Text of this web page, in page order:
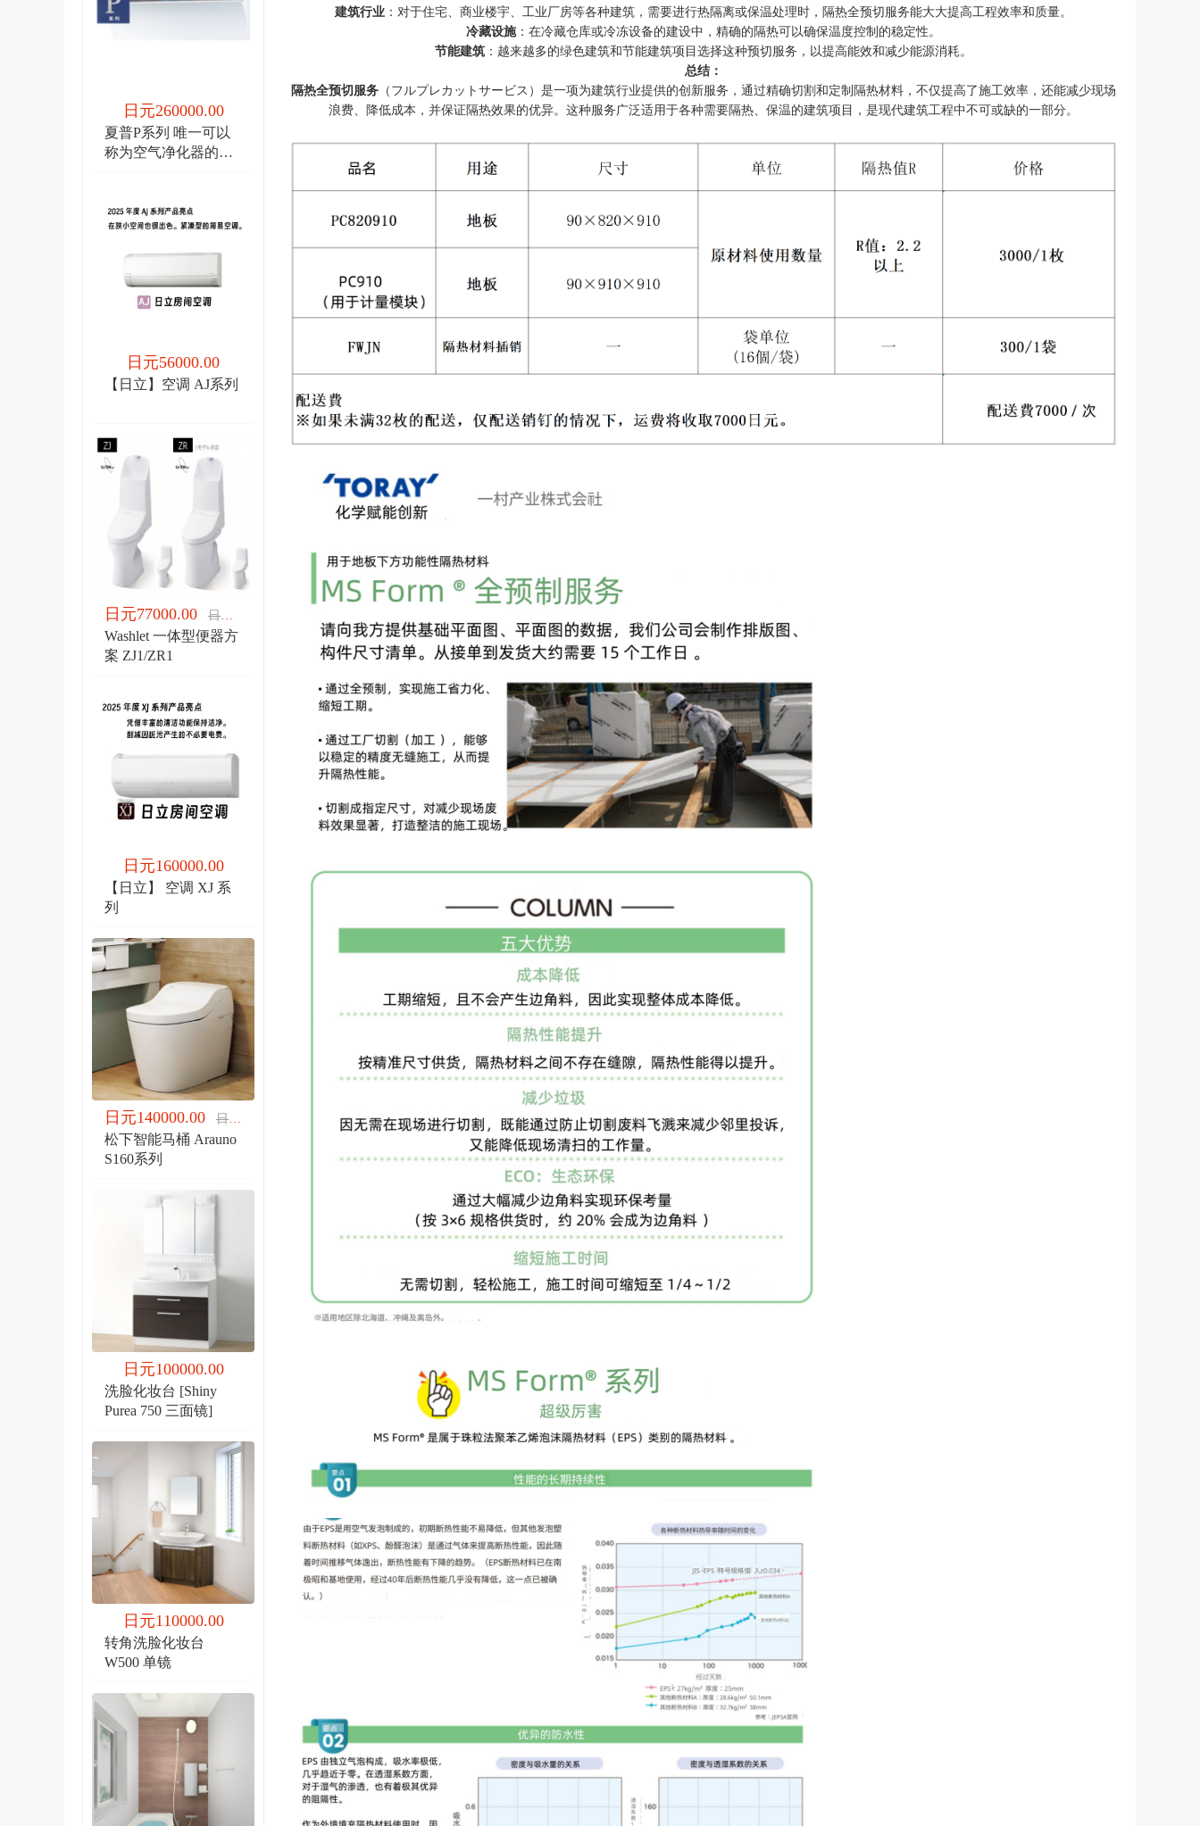
日元260000.00
夏普P系列 唯一可以
称为空气净化器的空
日元56000.00
【日立】空调 AJ系列
日元77000.00 日元77000.00
Washlet 一体型便器方
案 ZJ1/ZR1
日元160000.00
【日立】 空调 XJ 系
列
日元140000.00 日元140000.00
松下智能马桶 Arauno
S160系列
日元100000.00
洗脸化妆台 [Shiny
Purea 750 三面镜]
日元110000.00
转角洗脸化妆台
W500 单镜
建筑行业 ：对于住宅、商业楼宇、工业厂房等各种建筑，需要进行热隔离或保温处理时，隔热全预切服务能大大提高工程效率和质量。
冷藏设施：在冷藏仓库或冷冻设备的建设中，精确的隔热可以确保温度控制的稳定性。
节能建筑 ：越来越多的绿色建筑和节能建筑项目选择这种预切服务，以提高能效和减少能源消耗。
总结：
隔热全预切服务 （フルプレカットサービス）是一项为建筑行业提供的创新服务，通过精确切割和定制隔热材料，不仅提高了施工效率，还能减少现场
浪费、降低成本，并保证隔热效果的优异。这种服务广泛适用于各种需要隔热、保温的建筑项目，是现代建筑工程中不可或缺的一部分。